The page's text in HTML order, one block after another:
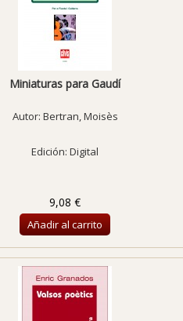
Miniaturas para Gaudí
Autor: Bertran, Moisès
Edición: Digital
9,08 €
Añadir al carrito